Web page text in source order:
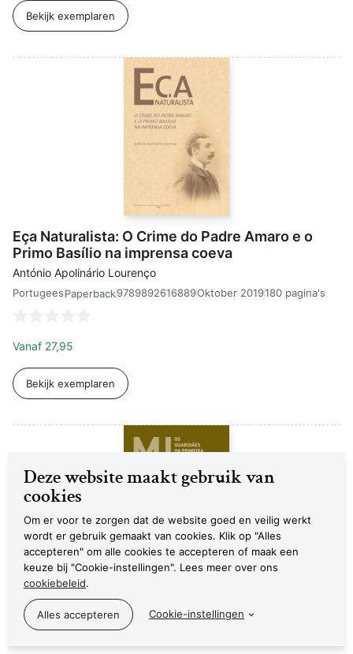
Deze website maakt gebruik van
cookies
Om er voor te zorgen dat de website goed en veilig werkt
wordt er gebruik gemaakt van cookies. Klik op "Alles
accepteren" om alle cookies te accepteren of maak een
keuze bij "Cookie-instellingen". Lees meer over ons
cookiebeleid.
Cookie-instellingen
Bekijk exemplaren
Eça Naturalista: O Crime do Padre Amaro e o
Primo Basílio na imprensa coeva
António Apolinário Lourenço
PortugeesPaperback9789892616889Oktober 2019180 pagina's
Vanaf 27,95
Bekijk exemplaren
Minóicos: Os guardiães da primeira civilização
europeia